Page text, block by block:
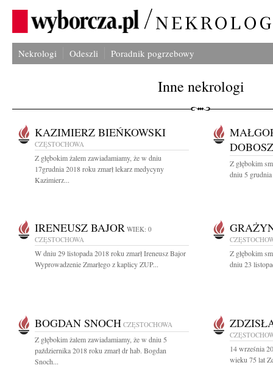
Nekrologi Odeszli Poradnik pogrzebowy
Inne nekrologi
KAZIMIERZ BIEŃKOWSKI
CZĘSTOCHOWA
Z głębokim żalem zawiadamiamy, że w dniu
17grudnia 2018 roku zmarł lekarz medycyny
Kazimierz...
DOBOSZ
Z głębokim
dniu 5
IRENEUSZ BAJOR WIEK: 0
CZĘSTOCHOWA
W dniu 29 listopada 2018 roku zmarł Ireneusz Bajor
Wyprowadzenie Zmarłego z kaplicy ZUP...
Z głębokim
dniu 23
BOGDAN SNOCH CZĘSTOCHOWA
Z głębokim żalem zawiadamiamy, że w dniu 5
października 2018 roku zmarł dr hab. Bogdan
Snoch...
14 września
wieku 75 lat